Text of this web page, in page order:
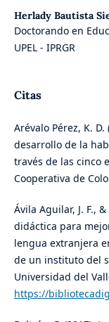
Herlady Bautista
Doctorando en
UPEL - IPRGR
Citas
Arévalo Pérez, K.
desarrollo de la
través de las cinco
Cooperativa de
Ávila Aguilar, J. F.,
didáctica para
lengua extranjera
de un instituto del
Universidad del
https://